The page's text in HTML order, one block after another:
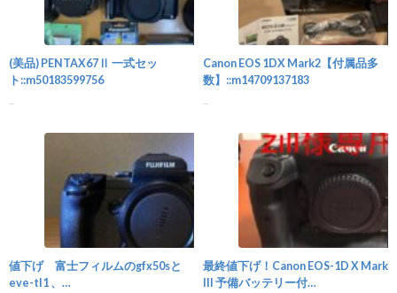
(美品) PENTAX67Ⅱ 一式セッ
ト::m50183599756
Canon EOS 1DX Mark2【付属品多
数】::m14709137183
値下げ 富士フィルムのgfx50sと
eve-tl1 、
最終値下げ！Canon EOS-1D X Mark
III 予備バッテリー付